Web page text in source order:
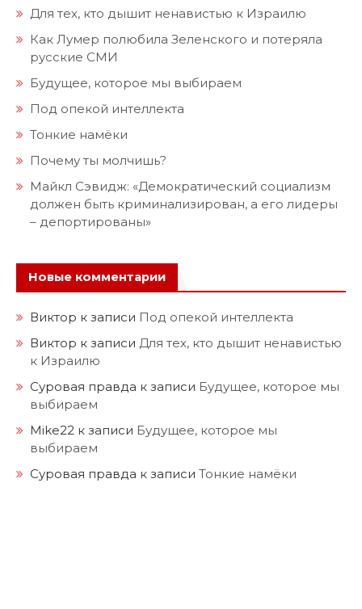
Для тех, кто дышит ненавистью к Израилю
Как Лумер полюбила Зеленского и потеряла
русские СМИ
Будущее, которое мы выбираем
Под опекой интеллекта
Тонкие намёки
Почему ты молчишь?
Майкл Сэвидж: «Демократический социализм
должен быть криминализирован, а его лидеры
– депортированы»
Новые комментарии
Виктор к записи Под опекой интеллекта
Виктор к записи Для тех, кто дышит ненавистью
к Израилю
Суровая правда к записи Будущее, которое мы
выбираем
Mike22 к записи Будущее, которое мы
выбираем
Суровая правда к записи Тонкие намёки